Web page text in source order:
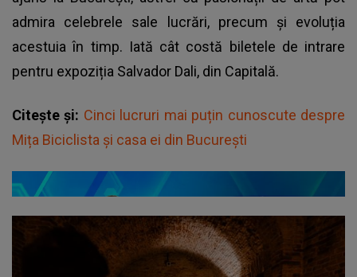
admira celebrele sale lucrări, precum și evoluția
acestuia în timp. Iată cât costă biletele de intrare
pentru expoziția Salvador Dali, din Capitală.
Citește și: Cinci lucruri mai puțin cunoscute despre
Mița Biciclista și casa ei din București